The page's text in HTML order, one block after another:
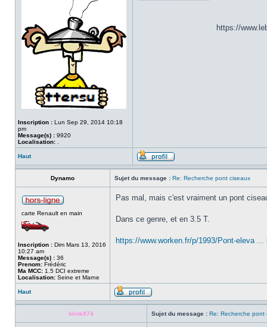
Inscription : Lun Sep 29, 2014 10:18
pm
Message(s) : 9920
Localisation:
https://
Haut
Dynamo Sujet du message : Re: Recherche pont ciseaux
carte Renault en main
Inscription : Dim Mars 13, 2016
10:27 am
Message(s) : 36
Prenom: Frédéric
Ma MCC: 1.5 DCI extreme
Localisation: Seine et Marne
Pas mal, mais c'est vraiment un pont
Dans ce genre, et en 3.5 T.
https://www.worken.fr/p/1993/Pont-eleva ...
Haut
blink974 Sujet du message : Re: Recherche pont